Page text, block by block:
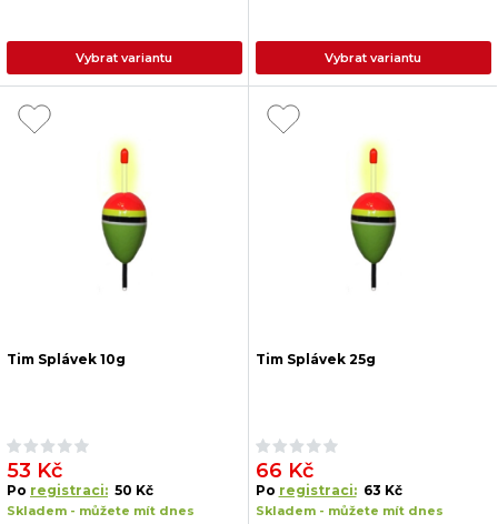
Vybrat variantu Vybrat variantu
Tim Splávek 10g
53 Kč
Po registraci: 50 Kč
Skladem - můžete mít dnes
Tim Splávek 25g
66 Kč
Po registraci: 63 Kč
Skladem - můžete mít dnes